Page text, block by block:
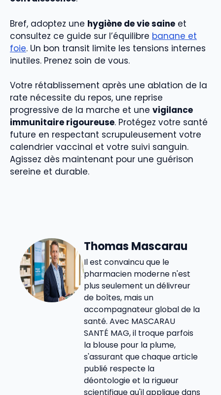
Bref, adoptez une hygiène de vie saine et
consultez ce guide sur l’équilibre banane et
foie. Un bon transit limite les tensions internes
inutiles. Prenez soin de vous.
Votre rétablissement après une ablation de la
rate nécessite du repos, une reprise
progressive de la marche et une vigilance
immunitaire rigoureuse. Protégez votre santé
future en respectant scrupuleusement votre
calendrier vaccinal et votre suivi sanguin.
Agissez dès maintenant pour une guérison
sereine et durable.
Thomas Mascarau
Il est convaincu que le
pharmacien moderne n'est
plus seulement un délivreur
de boîtes, mais un
accompagnateur global de la
santé. Avec MASCARAU
SANTÉ MAG, il troque parfois
la blouse pour la plume,
s'assurant que chaque article
publié respecte la
déontologie et la rigueur
scientifique qu'il applique dans